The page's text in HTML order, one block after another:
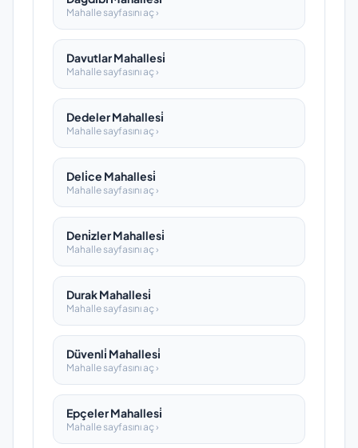
Mahalle sayfasını aç ›
Davutlar Mahallesi̇
Mahalle sayfasını aç ›
Dedeler Mahallesi̇
Mahalle sayfasını aç ›
Deli̇ce Mahallesi̇
Mahalle sayfasını aç ›
Deni̇zler Mahallesi̇
Mahalle sayfasını aç ›
Durak Mahallesi̇
Mahalle sayfasını aç ›
Düvenli̇ Mahallesi̇
Mahalle sayfasını aç ›
Epçeler Mahallesi̇
Mahalle sayfasını aç ›